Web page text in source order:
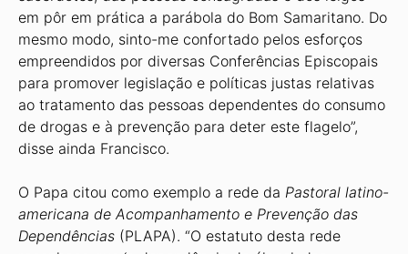
em pôr em prática a parábola do Bom Samaritano. Do
mesmo modo, sinto-me confortado pelos esforços
empreendidos por diversas Conferências Episcopais
para promover legislação e políticas justas relativas
ao tratamento das pessoas dependentes do consumo
de drogas e à prevenção para deter este flagelo”,
disse ainda Francisco.
O Papa citou como exemplo a rede da Pastoral latino-
americana de Acompanhamento e Prevenção das
Dependências (PLAPA). “O estatuto desta rede